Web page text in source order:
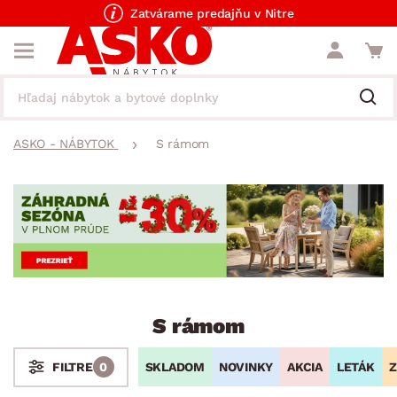
Zatvárame predajňu v Nitre
ASKO - NÁBYTOK S rámom
S rámom
SKLADOM NOVINKY AKCIA LETÁK
FILTRE 0